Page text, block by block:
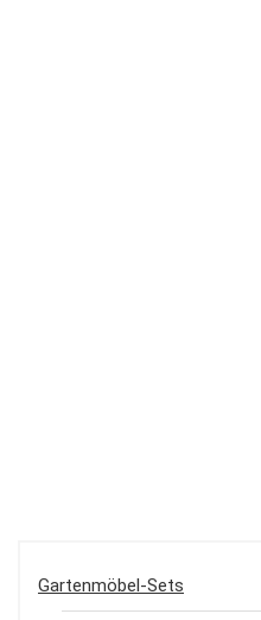
Gartenmöbel-Sets